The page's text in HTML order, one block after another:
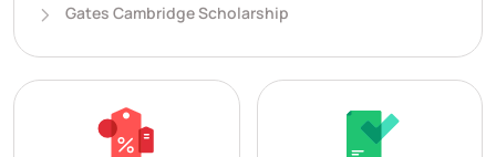
Gates Cambridge Scholarship